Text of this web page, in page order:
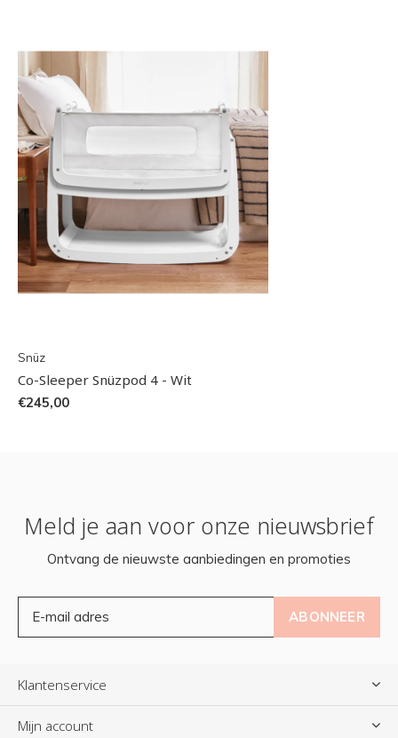
Snüz
Co-Sleeper Snüzpod 4 - Wit
€245,00
Meld je aan voor onze nieuwsbrief
Ontvang de nieuwste aanbiedingen en promoties
ABONNEER
Klantenservice
Mijn account